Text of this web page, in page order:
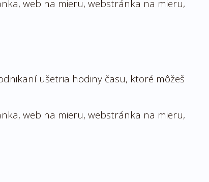
ušetria hodiny času, ktoré môžeš